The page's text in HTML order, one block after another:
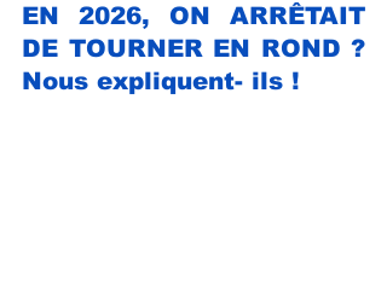
EN 2026, ON ARRÊTAIT
DE TOURNER EN ROND ?
Nous expliquent- ils !